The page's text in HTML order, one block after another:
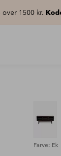
1500 kr.
Farve: Ek